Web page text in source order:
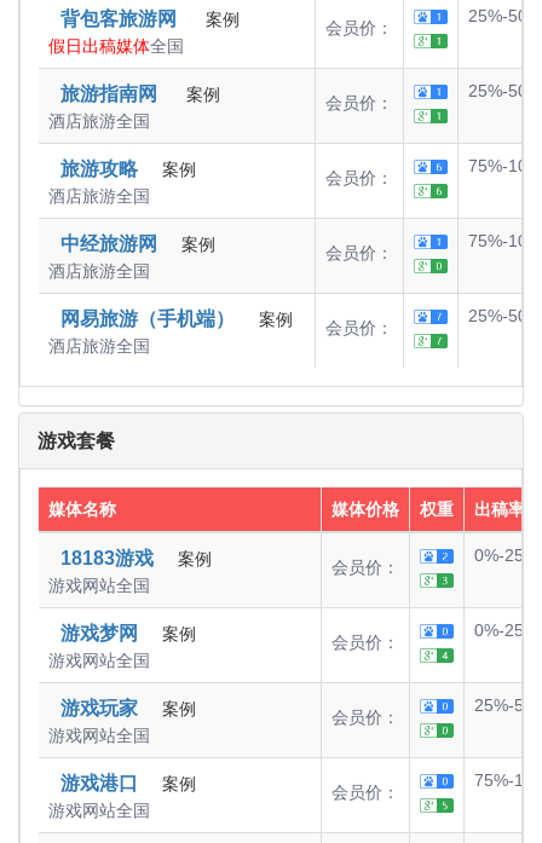
背包客旅游网
案例
假日出稿媒体全国
会员价：
25%-50%
旅游指南网
案例
酒店旅游全国
会员价：
25%-50%
旅游攻略
案例
酒店旅游全国
会员价：
75%-
中经旅游网
案例
酒店旅游全国
会员价：
75%-
网易旅游（手机端）
案例
酒店旅游全国
会员价：
25%-50%
游戏套餐
媒体名称 媒体价格 权重 出稿率
18183游戏
案例
游戏网站全国
会员价：
0%-25%
游戏梦网
案例
游戏网站全国
会员价：
0%-25%
游戏玩家
案例
游戏网站全国
会员价：
25%-
游戏港口
案例
游戏网站全国
会员价：
75%-